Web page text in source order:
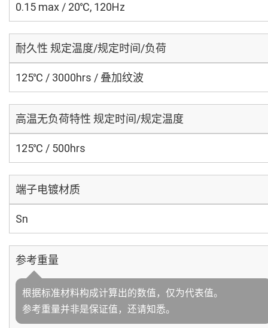
0.15 max / 20℃, 120Hz
耐久性 规定温度/规定时间/负荷
125℃ / 3000hrs / 叠加纹波
高温无负荷特性 规定时间/规定温度
125℃ / 500hrs
端子电镀材质
Sn
参考重量
根据标准材料构成计算出的数值，仅为代表值。
参考重量并非是保证值，还请知悉。